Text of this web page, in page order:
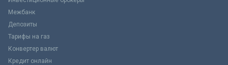
Межбанк
Депозиты
Тарифы на газ
Конвертер валют
Кредит онлайн